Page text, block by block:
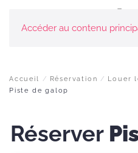
Accéder au contenu
Accueil Réservation Louer
Piste de galop
Réserver